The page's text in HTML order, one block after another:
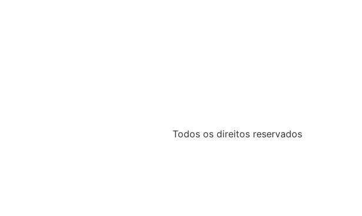
Todos os direitos reservados